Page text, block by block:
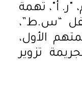
أ"، تهمة
“س.ط”،
الأول،
تزوير